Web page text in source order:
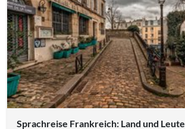
Sprachreise Frankreich: Land und Leute